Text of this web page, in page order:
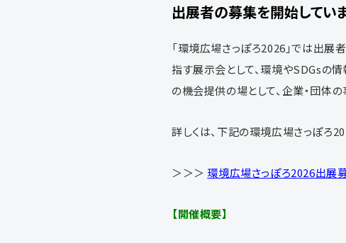
出展者の募集を開始してい
「環境広場さっぽろ2026」では出展
指す展示会として、環境やSDGsの情
の機会提供の場として、企業・団体
詳しくは、下記の環境広場さっぽろ
＞＞＞ 環境広場さっぽろ2026出展
【開催概要】